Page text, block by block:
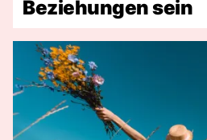
Beziehungen sein